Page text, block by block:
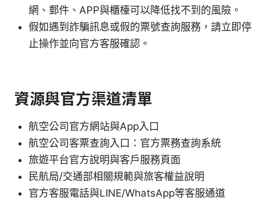
網、郵件、APP與櫃檯可以降低找不到的風險。
假如遇到詐騙訊息或假的票號查詢服務，請立即停
止操作並向官方客服確認。
資源與官方渠道清單
航空公司官方網站與App入口
航空公司客票查詢入口：官方票務查詢系統
旅遊平台官方說明與客戶服務頁面
民航局/交通部相關規範與旅客權益說明
官方客服電話與LINE/WhatsApp等客服通道